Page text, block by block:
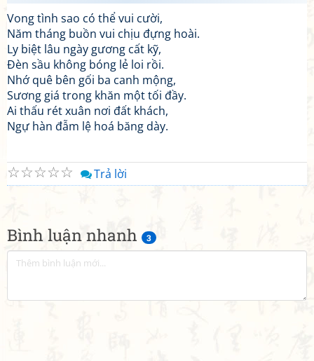
Bình luận nhanh 3
Vong tình sao có thể vui cười,
Năm tháng buồn vui chịu đựng hoài.
Ly biệt lâu ngày gương cất kỹ,
Đèn sầu không bóng lẻ loi rồi.
Nhớ quê bên gối ba canh mộng,
Sương giá trong khăn một tối đầy.
Ai thấu rét xuân nơi đất khách,
Ngự hàn đẫm lệ hoá băng dày.
☆
☆
☆
☆
☆ Trả lời